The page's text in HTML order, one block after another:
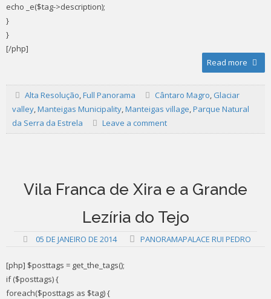
echo _e($tag->description);
}
}
[/php]
Read more
Alta Resolução ,Full Panorama Cântaro Magro Glaciar
valley Manteigas Municipality Manteigas village Parque Natural
da Serra da Estrela
Leave a comment
Vila Franca de Xira e a Grande
Lezíria do Tejo
05 DE JANEIRO DE 2014 PANORAMAPALACE RUI PEDRO
[php] $posttags = get_the_tags();
if ($posttags) {
foreach($posttags as $tag) {